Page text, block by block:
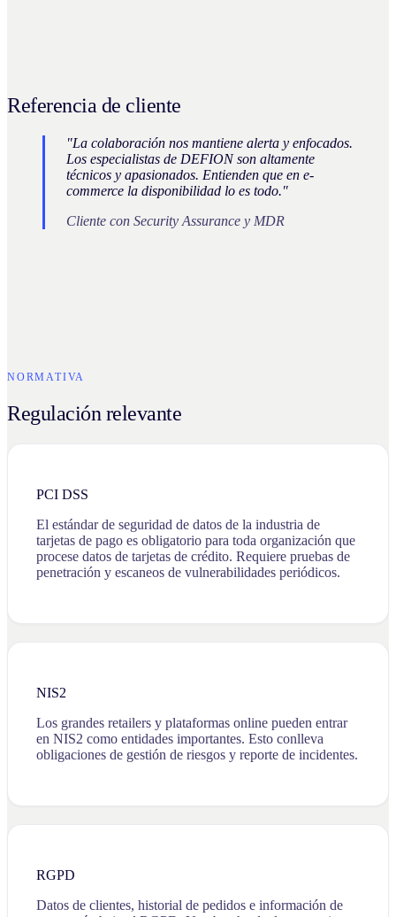
Referencia de cliente
"La colaboración nos mantiene alerta y enfocados.
Los especialistas de DEFION son altamente
técnicos y apasionados. Entienden que en e-
commerce la disponibilidad lo es todo."
Cliente con Security Assurance y MDR
NORMATIVA
Regulación relevante
PCI DSS
El estándar de seguridad de datos de la industria de
tarjetas de pago es obligatorio para toda organización que
procese datos de tarjetas de crédito. Requiere pruebas de
penetración y escaneos de vulnerabilidades periódicos.
NIS2
Los grandes retailers y plataformas online pueden entrar
en NIS2 como entidades importantes. Esto conlleva
obligaciones de gestión de riesgos y reporte de incidentes.
RGPD
Datos de clientes, historial de pedidos e información de